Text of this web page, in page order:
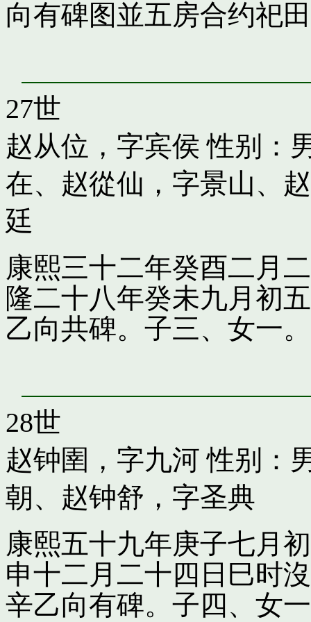
向有碑图並五房合约祀
27世
赵从位，字宾侯 性别：
在、 赵從仙，字景山、
廷
康熙三十二年癸酉二月
隆二十八年癸未九月初
乙向共碑。子三、女一。
28世
赵钟圉，字九河 性别：
朝 、 赵钟舒，字圣典
康熙五十九年庚子七月
申十二月二十四日巳时
辛乙向有碑。子四、女